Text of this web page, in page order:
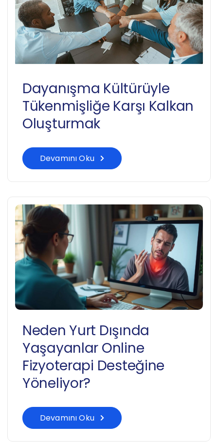
Dayanışma Kültürüyle
Tükenmişliğe Karşı Kalkan
Oluşturmak
Devamını Oku
Neden Yurt Dışında
Yaşayanlar Online
Fizyoterapi Desteğine
Yöneliyor?
Devamını Oku